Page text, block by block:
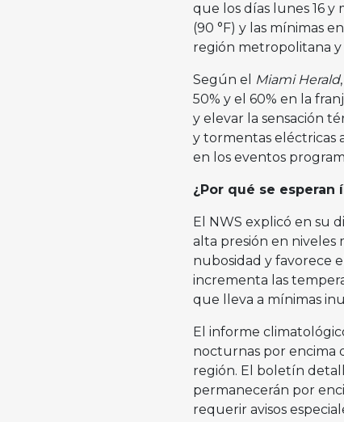
que los días lunes 16 y
(90 °F) y las mínimas
región metropolitana y
Según el Miami Herald
50% y el 60% en la
y elevar la sensación
y tormentas eléctricas
en los eventos
¿Por qué se
El NWS explicó en su
alta presión en niveles
nubosidad y favorece
incrementa las
que lleva a mínimas
El informe
nocturnas por encima
región. El boletín
permanecerán por
requerir avisos